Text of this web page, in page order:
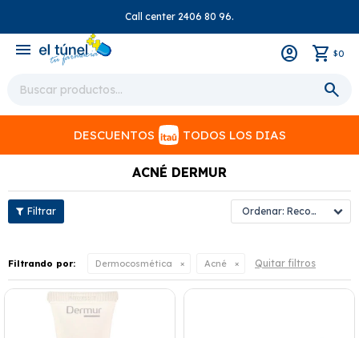
Call center 2406 80 96.
menu $0
DESCUENTOS TODOS LOS DIAS
ACNÉ DERMUR
Recomendados
Filtrando por: Dermocosmética Acné Quitar filtros
close